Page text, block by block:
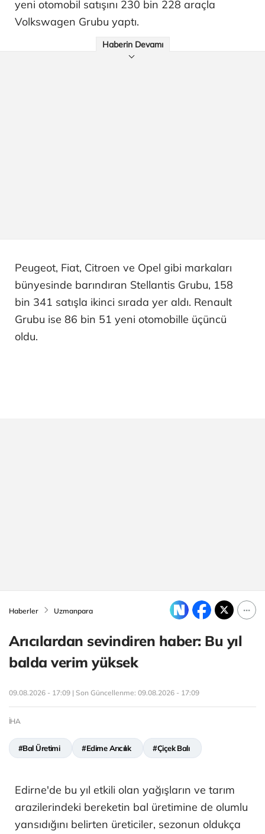
yeni otomobil satışını 230 bin 228 araçla
Volkswagen Grubu yaptı.​​​​​​​
Haberin Devamı
Peugeot, Fiat, Citroen ve Opel gibi markaları
bünyesinde barındıran Stellantis Grubu, 158
bin 341 satışla ikinci sırada yer aldı. Renault
Grubu ise 86 bin 51 yeni otomobille üçüncü
oldu.
Haberler Uzmanpara
Arıcılardan sevindiren haber: Bu yıl
balda verim yüksek
09.08.2026 - 17:09 | Son Güncellenme: 09.08.2026 - 17:09
İHA
#Bal Üretimi #Edirne Arıcılık #Çiçek Balı
Edirne'de bu yıl etkili olan yağışların ve tarım
arazilerindeki bereketin bal üretimine de olumlu
yansıdığını belirten üreticiler, sezonun oldukça